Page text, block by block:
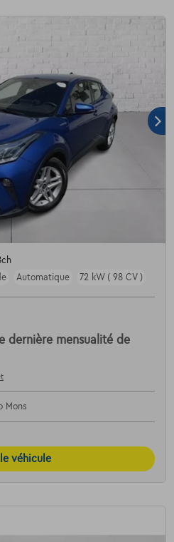
Automatique 72 kW ( 98 CV )
dernière mensualité de
Mons
véhicule